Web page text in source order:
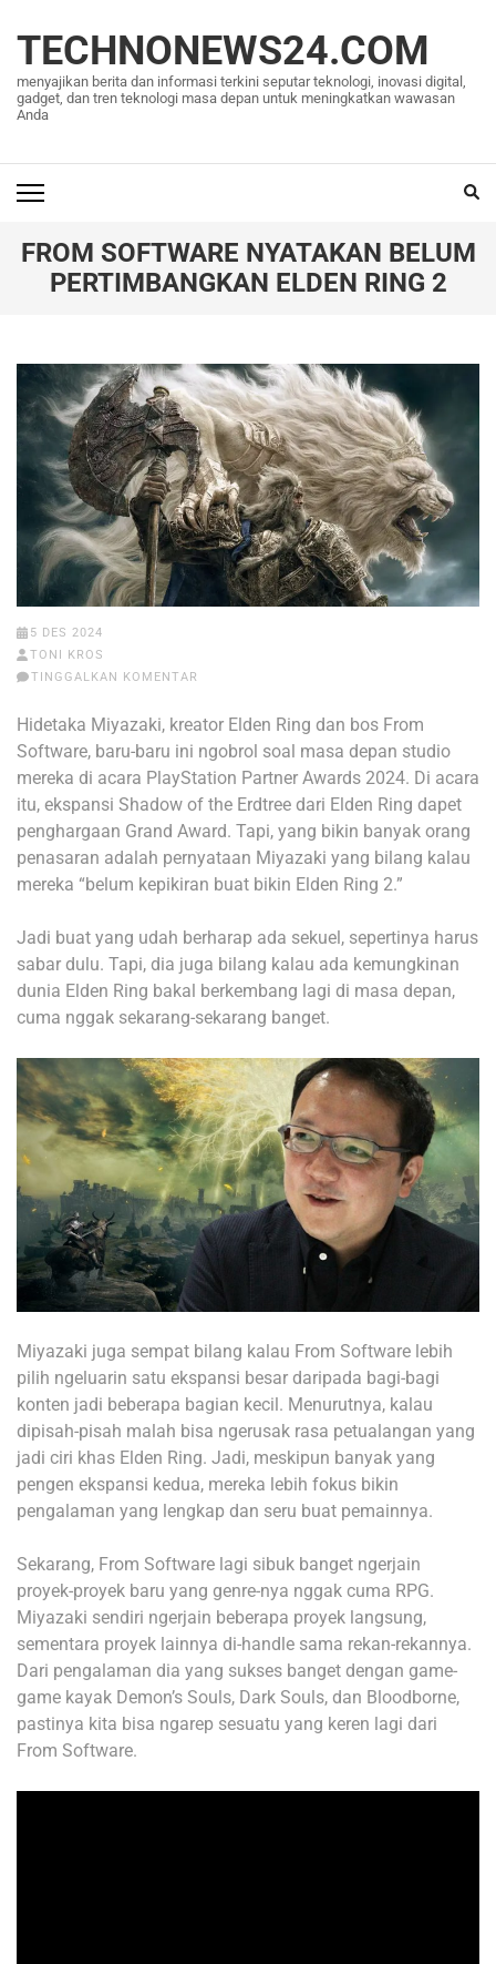
konten
(Tekan
Enter)
TECHNONEWS24.COM
menyajikan berita dan informasi terkini seputar teknologi, inovasi digital,
gadget, dan tren teknologi masa depan untuk meningkatkan wawasan
Anda
FROM SOFTWARE NYATAKAN BELUM
PERTIMBANGKAN ELDEN RING 2
5 DES 2024
TONI KROS
TINGGALKAN KOMENTAR
Hidetaka Miyazaki, kreator Elden Ring dan bos From
Software, baru-baru ini ngobrol soal masa depan studio
mereka di acara PlayStation Partner Awards 2024. Di acara
itu, ekspansi Shadow of the Erdtree dari Elden Ring dapet
penghargaan Grand Award. Tapi, yang bikin banyak orang
penasaran adalah pernyataan Miyazaki yang bilang kalau
mereka “belum kepikiran buat bikin Elden Ring 2.”
Jadi buat yang udah berharap ada sekuel, sepertinya harus
sabar dulu. Tapi, dia juga bilang kalau ada kemungkinan
dunia Elden Ring bakal berkembang lagi di masa depan,
cuma nggak sekarang-sekarang banget.
Miyazaki juga sempat bilang kalau From Software lebih
pilih ngeluarin satu ekspansi besar daripada bagi-bagi
konten jadi beberapa bagian kecil. Menurutnya, kalau
dipisah-pisah malah bisa ngerusak rasa petualangan yang
jadi ciri khas Elden Ring. Jadi, meskipun banyak yang
pengen ekspansi kedua, mereka lebih fokus bikin
pengalaman yang lengkap dan seru buat pemainnya.
Sekarang, From Software lagi sibuk banget ngerjain
proyek-proyek baru yang genre-nya nggak cuma RPG.
Miyazaki sendiri ngerjain beberapa proyek langsung,
sementara proyek lainnya di-handle sama rekan-rekannya.
Dari pengalaman dia yang sukses banget dengan game-
game kayak Demon’s Souls, Dark Souls, dan Bloodborne,
pastinya kita bisa ngarep sesuatu yang keren lagi dari
From Software.